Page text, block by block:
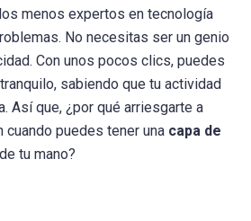
menos expertos en tecnología
No necesitas ser un genio
Con unos pocos clics, puedes
sabiendo que tu actividad
Así que, ¿por qué arriesgarte a
puedes tener una capa de
tu mano?